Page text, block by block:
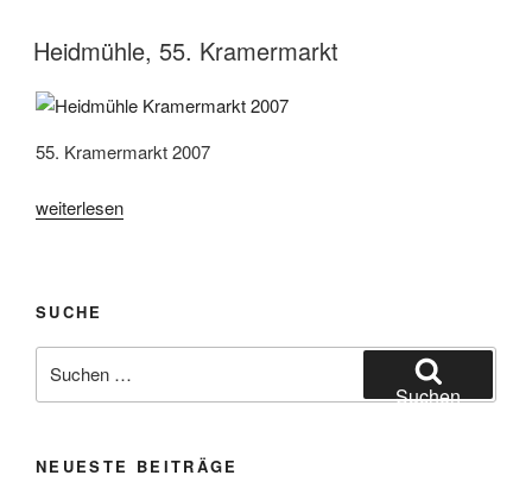
Heidmühle, 55. Kramermarkt
55. Kramermarkt 2007
„Heidmühle,
weiterlesen
SUCHE
nach:
Suchen
NEUESTE BEITRÄGE